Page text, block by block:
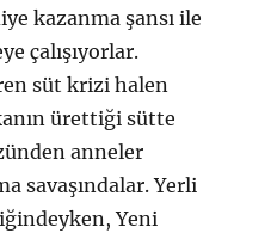
kazanma şansı ile
çalışıyorlar.
süt krizi halen
ürettiği sütte
anneler
savaşındalar. Yerli
Yeni